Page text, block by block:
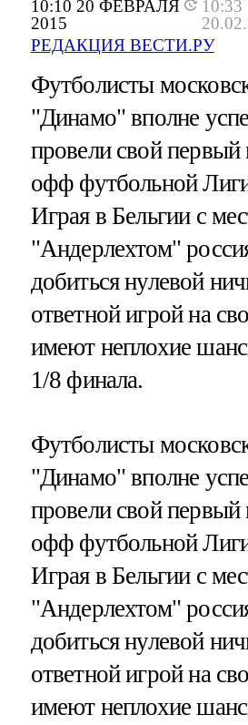
10:10 20 ФЕВРАЛЯ
2015
10:33
РЕДАКЦИЯ ВЕСТИ.РУ
Футболисты
"Динамо" вполне
провели свой первый
офф футбольной
Играя в Бельгии с
"Андерлехтом"
добиться нулевой
ответной игрой на
имеют неплохие
1/8 финала.
Футболисты
"Динамо" вполне
провели свой первый
офф футбольной
Играя в Бельгии с
"Андерлехтом"
добиться нулевой
ответной игрой на
имеют неплохие